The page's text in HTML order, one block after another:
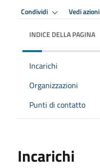
Condividi Vedi azioni
INDICE DELLA PAGINA
Incarichi
Organizzazioni
Punti di contatto
Incarichi